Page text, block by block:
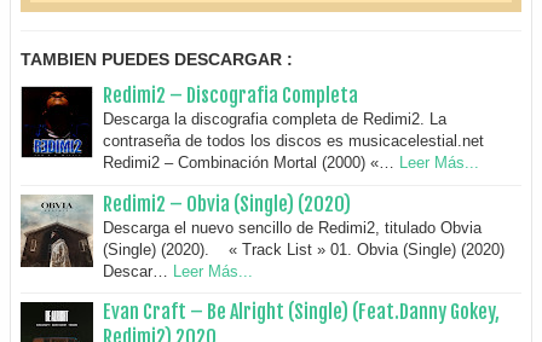
TAMBIEN PUEDES DESCARGAR :
Redimi2 – Discografia Completa
Descarga la discografia completa de Redimi2. La
contraseña de todos los discos es musicacelestial.net
Redimi2 – Combinación Mortal (2000) «… Leer Más...
Redimi2 – Obvia (Single) (2020)
Descarga el nuevo sencillo de Redimi2, titulado Obvia
(Single) (2020). « Track List » 01. Obvia (Single) (2020)
Descar…
Leer Más...
Evan Craft – Be Alright (Single) (Feat.Danny Gokey,
Redimi2) 2020